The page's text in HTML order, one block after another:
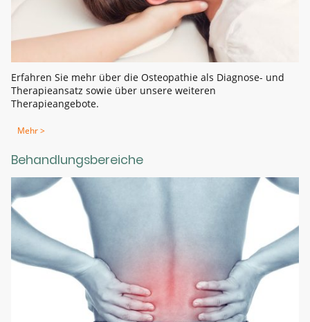
Erfahren Sie mehr über die Osteopathie als Diagnose- und
Therapieansatz sowie über unsere weiteren
Therapieangebote.
Mehr >
Behandlungsbereiche